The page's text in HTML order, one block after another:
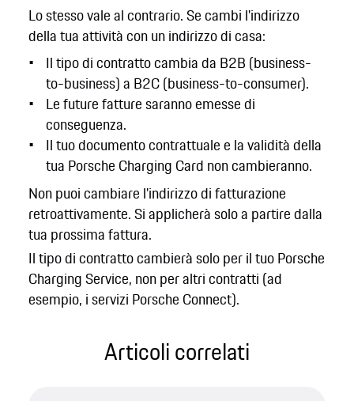
Lo stesso vale al contrario. Se cambi l'indirizzo
della tua attività con un indirizzo di casa:
Il tipo di contratto cambia da B2B (business-
to-business) a B2C (business-to-consumer).
Le future fatture saranno emesse di
conseguenza.
Il tuo documento contrattuale e la validità della
tua Porsche Charging Card non cambieranno.
Non puoi cambiare l'indirizzo di fatturazione
retroattivamente. Si applicherà solo a partire dalla
tua prossima fattura.
Il tipo di contratto cambierà solo per il tuo Porsche
Charging Service, non per altri contratti (ad
esempio, i servizi Porsche Connect).
Articoli correlati